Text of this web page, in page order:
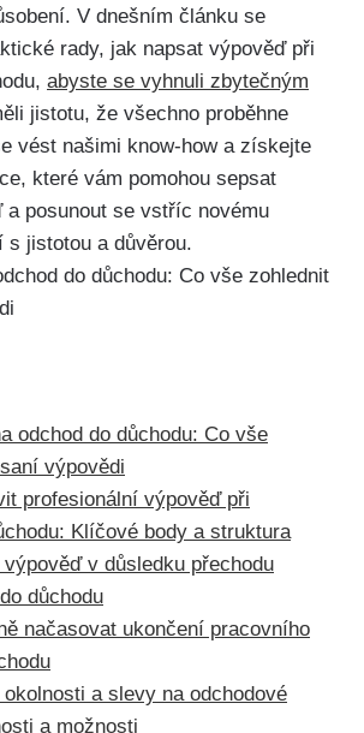
V ⁢dnešním článku se
rady, ‍jak napsat výpověď při
abyste se⁣ vyhnuli zbytečným
jistotu, že všechno proběhne
vést našimi know-how a získejte
⁤které vám pomohou sepsat
a ‌posunout ⁤se vstříc⁤ novému
s jistotou ⁣a důvěrou.
odchod⁣ do ‌důchodu: ​Co vše
výpovědi
profesionální výpověď při
Klíčové body a struktura
v důsledku přechodu
důchodu
načasovat ukončení pracovního
a slevy na odchodové
a možnosti